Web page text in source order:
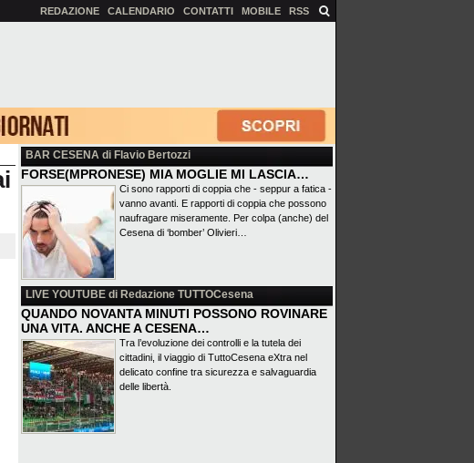
REDAZIONE CALENDARIO CONTATTI MOBILE RSS
BAR CESENA di Flavio Bertozzi
FORSE(MPRONESE) MIA MOGLIE MI LASCIA…
Ci sono rapporti di coppia che - seppur a fatica -
vanno avanti. E rapporti di coppia che possono
naufragare miseramente. Per colpa (anche) del
Cesena di ‘bomber’ Olivieri…
LIVE YOUTUBE di Redazione TUTTOCesena
QUANDO NOVANTA MINUTI POSSONO ROVINARE
UNA VITA. ANCHE A CESENA…
Tra l’evoluzione dei controlli e la tutela dei
cittadini, il viaggio di TuttoCesena eXtra nel
delicato confine tra sicurezza e salvaguardia
delle libertà.